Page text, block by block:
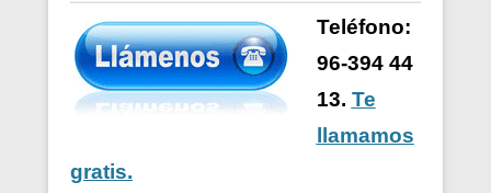
Teléfono:
96-394 44
13. Te
llamamos
gratis.